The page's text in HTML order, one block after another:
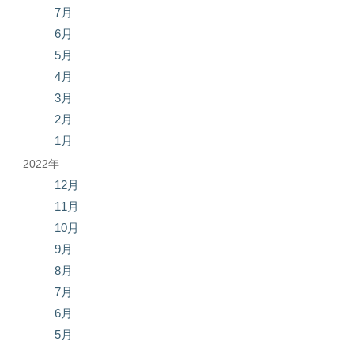
7月
6月
5月
4月
3月
2月
1月
2022年
12月
11月
10月
9月
8月
7月
6月
5月